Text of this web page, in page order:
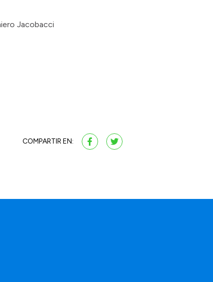
Jacobacci
COMPARTIR EN: